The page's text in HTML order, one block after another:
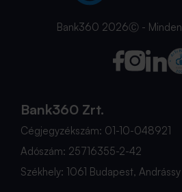
Bank360 2026Ⓒ - Minden
Bank360 Zrt.
Cégjegyzékszám: 01-10-048921
Adószám: 25716355-2-42
Székhely: 1061 Budapest,